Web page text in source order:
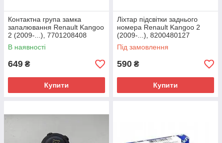
Контактна група замка
запалювання Renault Kangoo
2 (2009-...), 7701208408
В наявності
649 ₴
Купити
Ліхтар підсвітки заднього
номера Renault Kangoo 2
(2009-...), 8200480127
Під замовлення
590 ₴
Купити